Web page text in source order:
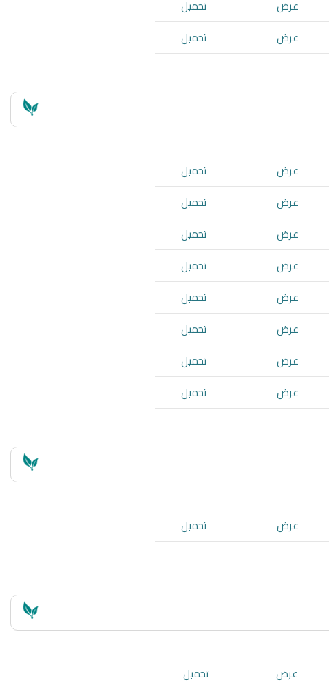
عرض
تحميل
عرض تحميل
عرض
تحميل
عرض
تحميل
عرض
تحميل
عرض
تحميل
عرض
تحميل
عرض
تحميل
عرض
تحميل
عرض تحميل
عرض تحميل
عرض
تحميل